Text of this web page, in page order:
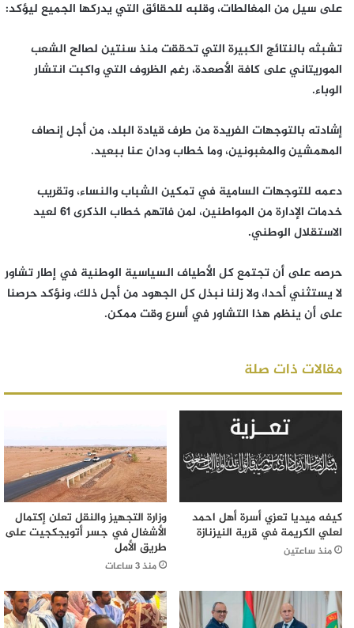
على سيل من المغالطات، وقلبه للحقائق التي يدركها الجميع ليؤكد:
تشبثه بالنتائج الكبيرة التي تحققت منذ سنتين لصالح الشعب
الموريتاني على كافة الأصعدة، رغم الظروف التي واكبت انتشار
الوباء.
إشادته بالتوجهات الفريدة من طرف قيادة البلد، من أجل إنصاف
المهمشين والمغبونين، وما خطاب ودان عنا ببعيد.
دعمه للتوجهات السامية في تمكين الشباب والنساء، وتقريب
خدمات الإدارة من المواطنين، لمن فاتهم خطاب الذكرى 61 لعيد
الاستقلال الوطني.
حرصه على أن تجتمع كل الأطياف السياسية الوطنية في إطار تشاور
لا يستثني أحدا، ولا زلنا نبذل كل الجهود من أجل ذلك، ونؤكد حرصنا
على أن ينظم هذا التشاور في أسرع وقت ممكن.
مقالات ذات صلة
كيفه ميديا تعزي أسرة أهل احمد
لعلي الكريمة في قرية النيزنازة
منذ ساعتين
وزارة التجهيز والنقل تعلن إكتمال
الأشغال في جسر أتويجكجيت على
طريق الأمل
منذ 3 ساعات